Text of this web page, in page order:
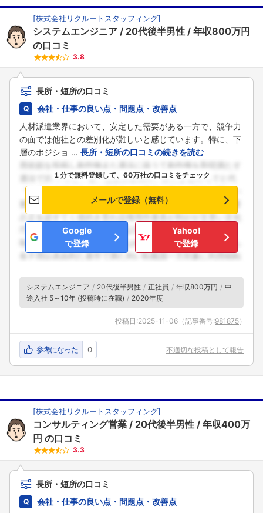
[株式会社リクルートスタッフィング]
システムエンジニア 20代後半男性
年収800万円
の口コミ
3.8
長所・短所の口コミ
会社・仕事の良い点・問題点・改善点
人材派遣業界において、安定した需要がある一方で、競争力
の面では他社との差別化が難しいと感じています。特に、下
層のポジショ ... 長所・短所の口コミの続きを読む
１分で無料登録して、60万社の口コミをチェック
メールで登録（無料）
Google
で登録
Yahoo!
で登録
システムエンジニア 20代後半男性 正社員 年収800万円
中
途入社 5～10年 (投稿時に在職)
2020年度
投稿日:2025-11-06 （記事番号:981875）
参考になった 0 不適切な投稿として報告
[株式会社リクルートスタッフィング]
コンサルティング営業 20代後半男性
年収400万
円 の口コミ
3.3
長所・短所の口コミ
会社・仕事の良い点・問題点・改善点